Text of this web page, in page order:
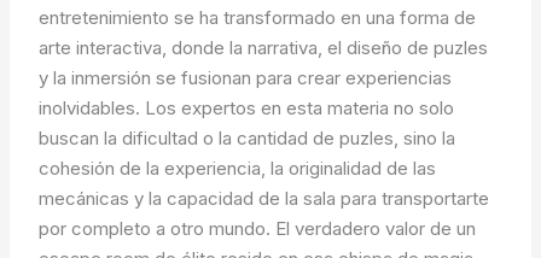
entretenimiento se ha transformado en una forma de
arte interactiva, donde la narrativa, el diseño de puzles
y la inmersión se fusionan para crear experiencias
inolvidables. Los expertos en esta materia no solo
buscan la dificultad o la cantidad de puzles, sino la
cohesión de la experiencia, la originalidad de las
mecánicas y la capacidad de la sala para transportarte
por completo a otro mundo. El verdadero valor de un